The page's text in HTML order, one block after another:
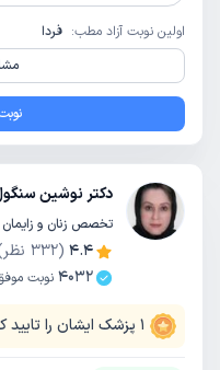
اولین نوبت آزاد مطب: فردا
دکتر نوشین
تخصص زنان و زایمان
4.4
(
332
4032 نوبت
1 پزشک ایشان را تایید